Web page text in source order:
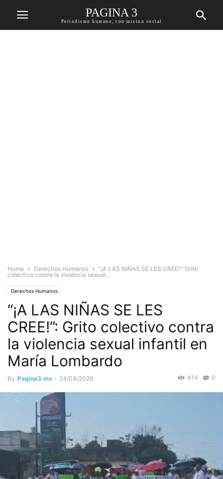
PAGINA 3
Periodismo humano, con mision social
Home Derechos Humanos
“¡A LAS NIÑAS SE LES CREE!”: Grito
colectivo contra la violencia sexual...
Derechos Humanos
“¡A LAS NIÑAS SE LES
CREE!”: Grito colectivo contra
la violencia sexual infantil en
María Lombardo
By Pagina3.mx - 24/04/2026 0
414